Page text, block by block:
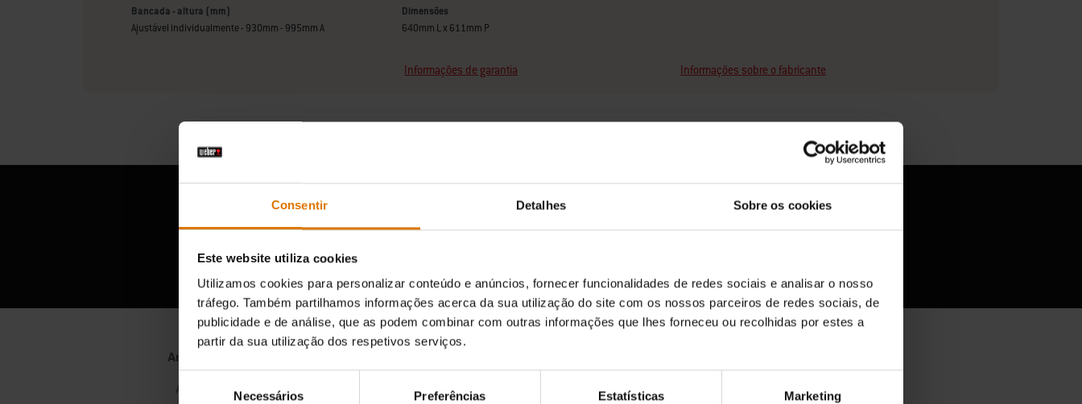
Consentir Detalhes Sobre os cookies
Este website utiliza cookies
Utilizamos cookies para personalizar conteúdo e anúncios, fornecer funcionalidades de redes sociais e analisar o nosso
tráfego. Também partilhamos informações acerca da sua utilização do site com os nossos parceiros de redes sociais, de
publicidade e de análise, que as podem combinar com outras informações que lhes forneceu ou recolhidas por estes a
partir da sua utilização dos respetivos serviços.
Necessários Preferências Estatísticas Marketing
Bancada - altura (mm)
Ajustável individualmente - 930mm - 995mm A
Dimensões
640mm L x 611mm P
Informações de garantia Informações sobre o fabricante
A opinião de outros fãs do barbecue